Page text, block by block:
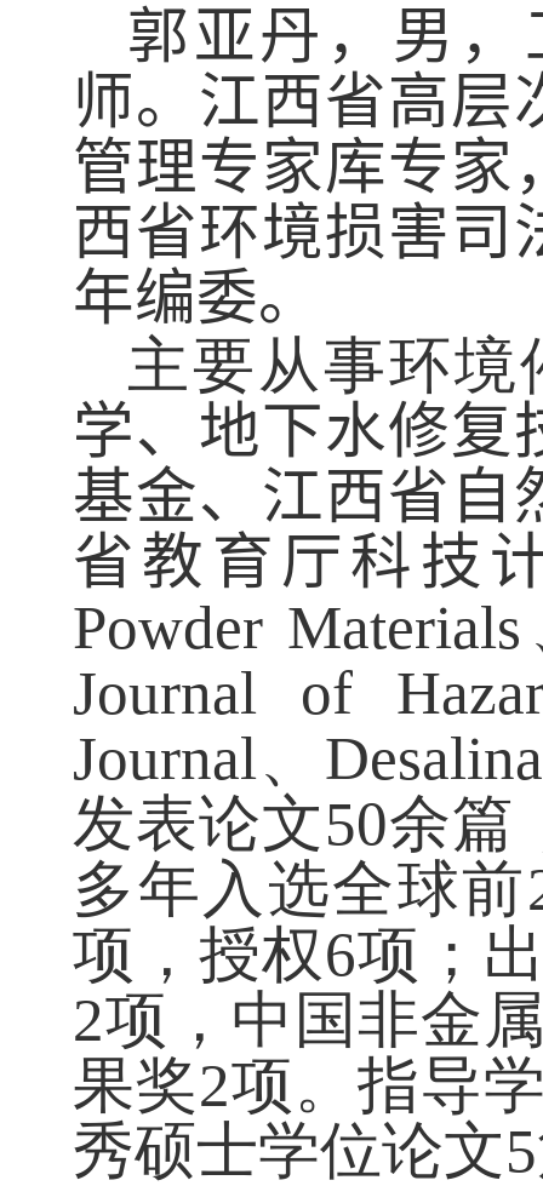
郭亚丹，男
师。江西省高层
管理专家库专家
西省环境损害司
年编委。
主要从事环境
学、地下水修复
基金、江西省自
省教育厅科技
Powder Materials
Journal of
Journal、
发表论文50余篇
多年入选全球前
项，授权6项；
2项，中国非金
果奖2项。指导
秀硕士学位论文5